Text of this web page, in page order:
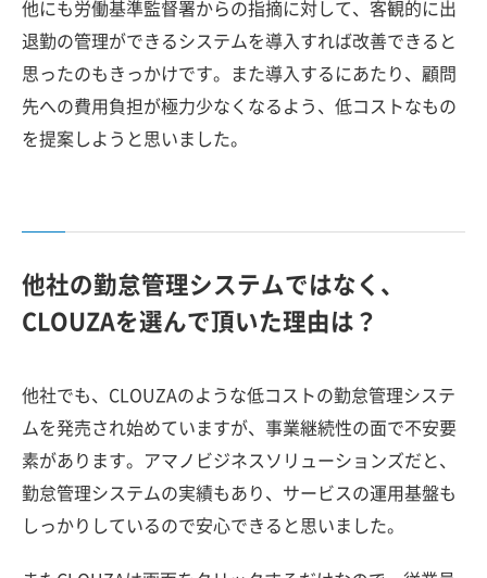
他にも労働基準監督署からの指摘に対して、客観的に出
退勤の管理ができるシステムを導入すれば改善できると
思ったのもきっかけです。また導入するにあたり、顧問
先への費用負担が極力少なくなるよう、低コストなもの
を提案しようと思いました。
他社の勤怠管理システムではなく、
CLOUZAを選んで頂いた理由は？
他社でも、CLOUZAのような低コストの勤怠管理システ
ムを発売され始めていますが、事業継続性の面で不安要
素があります。アマノビジネスソリューションズだと、
勤怠管理システムの実績もあり、サービスの運用基盤も
しっかりしているので安心できると思いました。